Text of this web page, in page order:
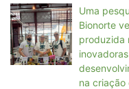
Uma
Bionorte
produzida
na